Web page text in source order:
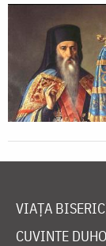
VIAȚA
CUVINTE